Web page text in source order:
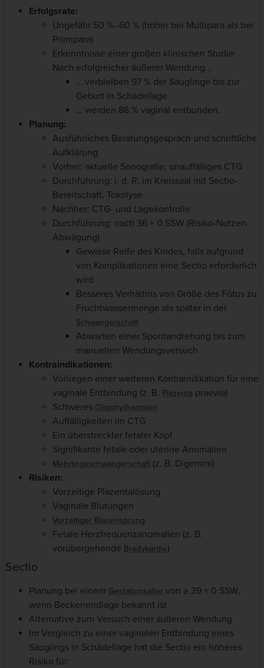
Erfolgsrate:
Ungefähr 50 %–60 % (höher bei Multipara als bei
Primipara)
Erkenntnisse einer großen klinischen Studie:
Nach erfolgreicher äußerer Wendung…
… verbleiben 97 % der Säuglinge bis zur
Geburt in Schädellage.
… werden 86 % vaginal entbunden.
Planung:
Ausführliches Beratungsgespräch und schriftliche
Aufklärung
Vorher: aktuelle Sonografie, unauffälliges CTG
Durchführung: i. d. R. im Kreissaal mit Sectio-
Bereitschaft, Tokolyse
Nachher: CTG- und Lagekontrolle
Durchführung: nach 36 + 0 SSW (Risiko-Nutzen-
Abwägung)
Gewisse Reife des Kindes, falls aufgrund
von Komplikationen eine Sectio erforderlich
wird
Besseres Verhältnis von Größe des Fötus zu
Fruchtwassermenge als später in der
Schwangerschaft
Abwarten einer Spontandrehung bis zum
manuellen Wendungsversuch
Kontraindikationen:
Vorliegen einer weiteren Kontraindikation für eine
vaginale Entbindung (z. B. Plazenta praevia)
Schweres Oligohydramnion
Auffälligkeiten im CTG
Ein überstreckter fetaler Kopf
Signifikante fetale oder uterine Anomalien
Mehrlingsschwangerschaft (z. B. Digemini)
Risiken:
Vorzeitige Plazentalösung
Vaginale Blutungen
Vorzeitiger Blasensprung
Fetale Herzfrequenzanomalien (z. B.
vorübergehende Bradykardie)
Sectio
Planung bei einem Gestationsalter von ≥ 39 + 0 SSW,
wenn Beckenendlage bekannt ist
Alternative zum Versuch einer äußeren Wendung
Im Vergleich zu einer vaginalen Entbindung eines
Säuglings in Schädellage hat die Sectio ein höheres
Risiko für: